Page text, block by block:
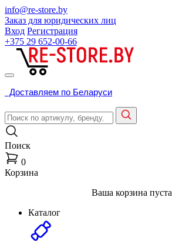
info@re-store.by
Заказ для юридических лиц
Вход Регистрация
+375 29 652-00-66
Доставляем по Беларуси
Поиск
0
Корзина
Ваша корзина пуста
Каталог